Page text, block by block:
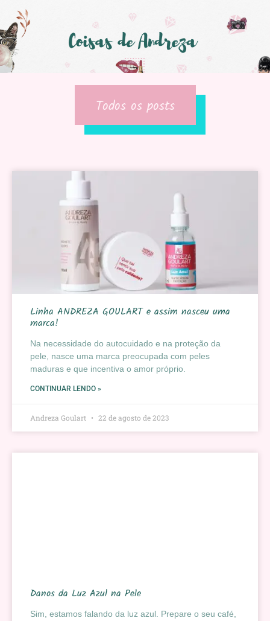
Todos os posts
Linha ANDREZA GOULART e assim nasceu uma
marca!
Na necessidade do autocuidado e na proteção da
pele, nasce uma marca preocupada com peles
maduras e que incentiva o amor próprio.
CONTINUAR LENDO »
Andreza Goulart 22 de agosto de 2023
Danos da Luz Azul na Pele
Sim, estamos falando da luz azul. Prepare o seu café,